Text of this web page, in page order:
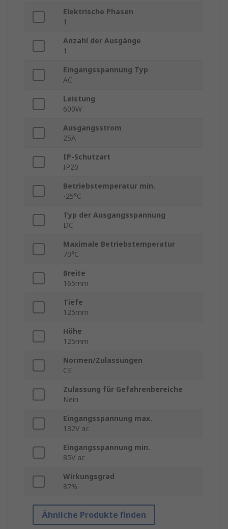
Elektrische Phasen
1
Anzahl der Ausgänge
1
Eingangsspannung Typ
AC
Leistung
600W
Ausgangsstrom
25A
IP-Schutzart
IP20
Betriebstemperatur min.
-25°C
Typ der Ausgangsspannung
DC
Maximale Betriebstemperatur
70°C
Breite
165mm
Tiefe
125mm
Höhe
125mm
Normen/Zulassungen
CE
Zulassung für Gefahrenbereiche
Nein
Eingangsspannung max.
132V ac
Eingangsspannung min.
85V ac
Wirkungsgrad
87%
Ähnliche Produkte finden